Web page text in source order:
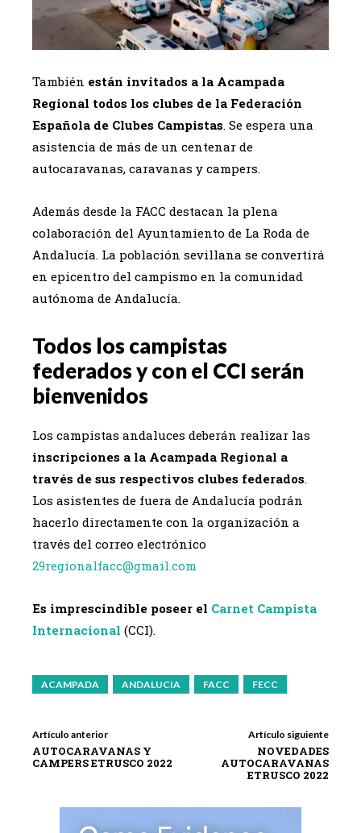
También están invitados a la Acampada
Regional todos los clubes de la Federación
Española de Clubes Campistas. Se espera una
asistencia de más de un centenar de
autocaravanas, caravanas y campers.
Además desde la FACC destacan la plena
colaboración del Ayuntamiento de La Roda de
Andalucía. La población sevillana se convertirá
en epicentro del campismo en la comunidad
autónoma de Andalucía.
Todos los campistas
federados y con el CCI serán
bienvenidos
Los campistas andaluces deberán realizar las
inscripciones a la Acampada Regional a
través de sus respectivos clubes federados.
Los asistentes de fuera de Andalucía podrán
hacerlo directamente con la organización a
través del correo electrónico
29regionalfacc@gmail.com
Es imprescindible poseer el Carnet Campista
Internacional (CCI).
ACAMPADA ANDALUCIA FACC FECC
Artículo anterior
AUTOCARAVANAS Y
CAMPERS ETRUSCO 2022
Artículo siguiente
NOVEDADES
AUTOCARAVANAS
ETRUSCO 2022